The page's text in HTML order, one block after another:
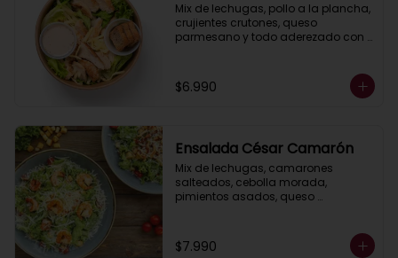
Mix de lechugas, pollo a la plancha,
crujientes crutones, queso
parmesano y todo aderezado con
$6.990
Ensalada César Camarón
Mix de lechugas, camarones
salteados, cebolla morada,
pimientos asados, queso
César casera.
$7.990